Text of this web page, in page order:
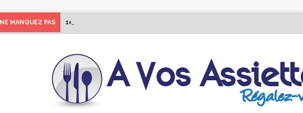
NE MANQUEZ PAS 1er Édition de “La Semaine des Chefs” du 19 au 24 octobre 2026